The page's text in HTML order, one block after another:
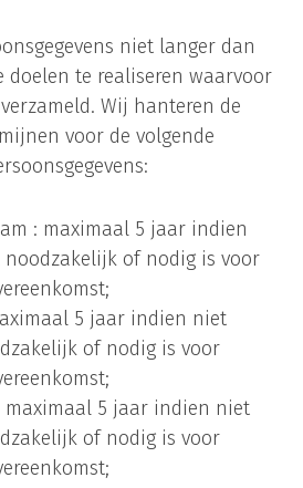
niet langer dan
te realiseren waarvoor
Wij hanteren de
voor de volgende
: maximaal 5 jaar indien
of nodig is voor
5 jaar indien niet
of nodig is voor
maximaal 5 jaar indien niet
of nodig is voor